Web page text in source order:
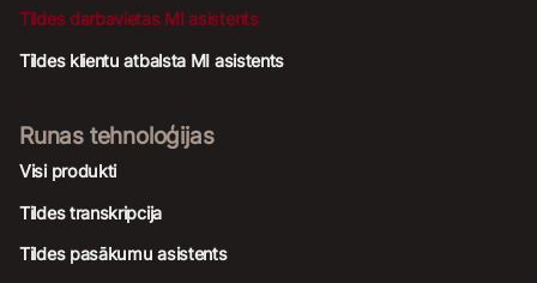
Tildes darbavietas MI asistents
Tildes klientu atbalsta MI asistents
Runas tehnoloģijas
Visi produkti
Tildes transkripcija
Tildes pasākumu asistents